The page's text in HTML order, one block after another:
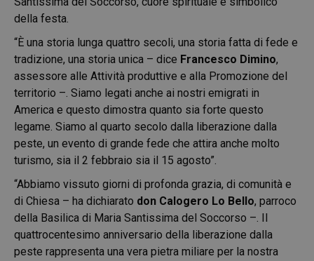
della festa.
“È una storia lunga quattro secoli, una storia fatta di fede e
tradizione, una storia unica – dice Francesco Dimino,
assessore alle Attività produttive e alla Promozione del
territorio –. Siamo legati anche ai nostri emigrati in
America e questo dimostra quanto sia forte questo
legame. Siamo al quarto secolo dalla liberazione dalla
peste, un evento di grande fede che attira anche molto
turismo, sia il 2 febbraio sia il 15 agosto”.
“Abbiamo vissuto giorni di profonda grazia, di comunità e
di Chiesa – ha dichiarato don Calogero Lo Bello, parroco
della Basilica di Maria Santissima del Soccorso –. Il
quattrocentesimo anniversario della liberazione dalla
peste rappresenta una vera pietra miliare per la nostra